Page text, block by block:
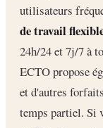
utilisateurs
de travail
24h/24 et 7j/7 à
ECTO propose
et d'autres
temps partiel. Si